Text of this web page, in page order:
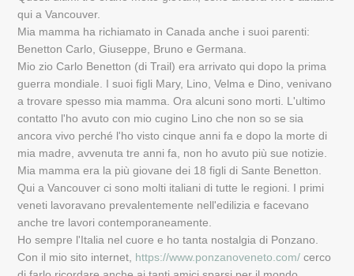
qui a Vancouver.
Mia mamma ha richiamato in Canada anche i suoi parenti:
Benetton Carlo, Giuseppe, Bruno e Germana.
Mio zio Carlo Benetton (di Trail) era arrivato qui dopo la prima
guerra mondiale. I suoi figli Mary, Lino, Velma e Dino, venivano
a trovare spesso mia mamma. Ora alcuni sono morti. L'ultimo
contatto l'ho avuto con mio cugino Lino che non so se sia
ancora vivo perché l'ho visto cinque anni fa e dopo la morte di
mia madre, avvenuta tre anni fa, non ho avuto più sue notizie.
Mia mamma era la più giovane dei 18 figli di Sante Benetton.
Qui a Vancouver ci sono molti italiani di tutte le regioni. I primi
veneti lavoravano prevalentemente nell'edilizia e facevano
anche tre lavori contemporaneamente.
Ho sempre l'Italia nel cuore e ho tanta nostalgia di Ponzano.
Con il mio sito internet, https://www.ponzanoveneto.com/ cerco